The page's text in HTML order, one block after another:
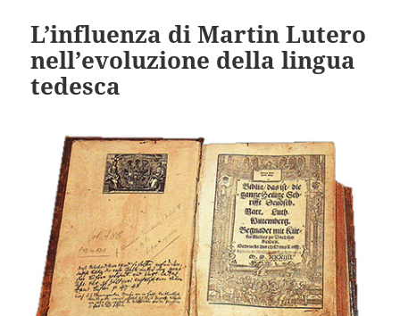
L’influenza di Martin Lutero
nell’evoluzione della lingua
tedesca